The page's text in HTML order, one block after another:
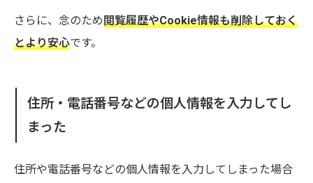
さらに、念のため閲覧履歴やCookie情報も削除しておく
とより安心です。
住所・電話番号などの個人情報を入力してし
まった
住所や電話番号などの個人情報を入力してしまった場合